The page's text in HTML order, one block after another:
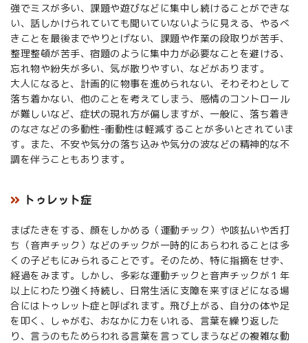
強でミスが多い、課題や遊びなどに集中し続けることができな
い、話しかけられていても聞いていないように見える、やるべ
きことを最後までやりとげない、課題や作業の段取りが苦手、
整理整頓が苦手、宿題のように集中力が必要なことを避ける、
忘れ物や紛失が多い、気が散りやすい、などがあります。
大人になると、計画的に物事を進められない、そわそわとして
落ち着かない、他のことを考えてしまう、感情のコントロール
が難しいなど、症状の現れ方が偏しますが、一般に、落ち着き
のなさなどの多動性-衝動性は軽減することが多いとされていま
す。また、不安や気分の落ち込みや気分の波などの精神的な不
調を伴うこともあります。
トゥレット症
まばたきをする、顔をしかめる（運動チック）や咳払いや舌打
ち（音声チック）などのチックが一時的にあらわれることは多
くの子どもにみられることです。そのため、特に指摘をせず、
経過をみます。しかし、多彩な運動チックと音声チックが１年
以上にわたり強く持続し、日常生活に支障を来すほどになる場
合にはトゥレット症と呼ばれます。飛び上がる、自分の体や足
を叩く、しゃがむ、おなかに力をいれる、言葉を繰り返した
り、言うのもためらわれる言葉を言ってしまうなどの複雑な動